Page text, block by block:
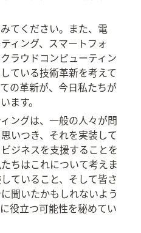
てください。また、電
ィング、スマートフォ
ラウドコンピューティン
ている技術革新を考えて
の革新が、今日私たちが
ます。
ングは、一般の人々が問
いつき、それを実装して
ジネスを支援することを
ちはこれについて考えま
ていること、そして皆さ
聞いたかもしれないよう
役立つ可能性を秘めてい